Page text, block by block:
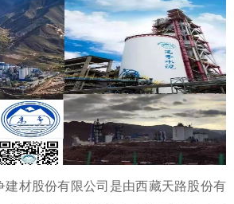
材股份有限公司是由西藏天路股份有